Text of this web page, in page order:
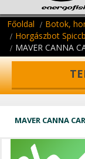
Főoldal
Botok,
Horgászbot
MAVER CANNA
MAVER CANNA